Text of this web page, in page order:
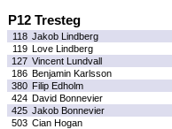
P12 Tresteg
118 Jakob Lindberg
119 Love Lindberg
127 Vincent Lundvall
186 Benjamin Karlsson
380 Filip Edholm
424 David Bonnevier
425 Jakob Bonnevier
503 Cian Hogan